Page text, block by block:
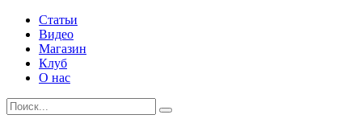
Статьи
Видео
Магазин
Клуб
О нас